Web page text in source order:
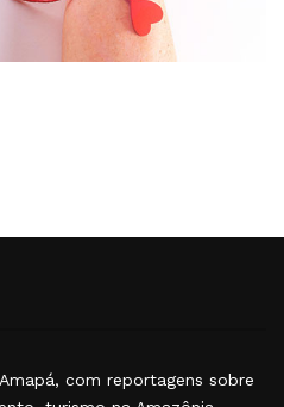
com reportagens sobre